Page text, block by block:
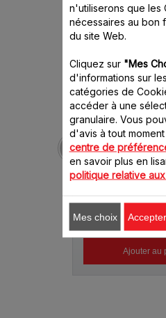
Amortisseur SS-
Vendu à
Stock
6.40
Ajouter au
n'utiliserons que les
nécessaires au bon
du site Web.
Cliquez sur "Mes
d'informations sur
catégories de
accéder à une
granulaire. Vous
d'avis à tout moment
centre de
en savoir plus en
politique relative
Mes choix